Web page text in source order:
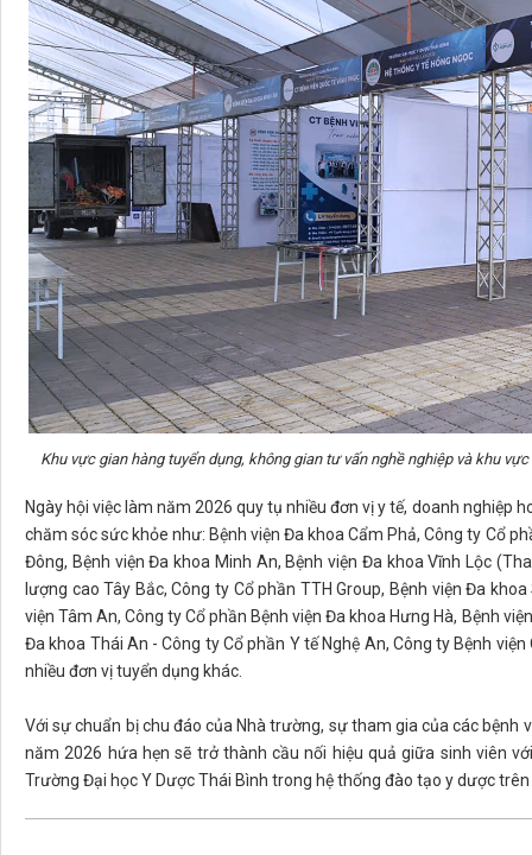
Khu vực gian hàng tuyển dụng, không gian tư vấn nghề nghiệp và khu
Ngày hội việc làm năm 2026 quy tụ nhiều đơn vị y tế, doanh
chăm sóc sức khỏe như: Bệnh viện Đa khoa Cẩm Phả, Công ty Cổ
Đông, Bệnh viện Đa khoa Minh An, Bệnh viện Đa khoa Vĩnh Lộc
lượng cao Tây Bắc, Công ty Cổ phần TTH Group, Bệnh viện Đa
viện Tâm An, Công ty Cổ phần Bệnh viện Đa khoa Hưng Hà, Bệnh
Đa khoa Thái An - Công ty Cổ phần Y tế Nghệ An, Công ty Bệnh
nhiều đơn vị tuyển dụng khác.
Với sự chuẩn bị chu đáo của Nhà trường, sự tham gia của các bệnh
năm 2026 hứa hẹn sẽ trở thành cầu nối hiệu quả giữa sinh viên
Trường Đại học Y Dược Thái Bình trong hệ thống đào tạo y dược